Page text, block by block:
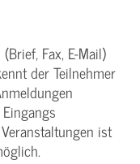
Fax, E-Mail)
der Teilnehmer
ist